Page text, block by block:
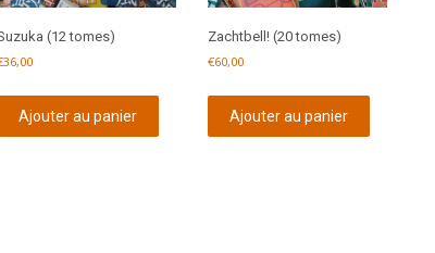
(12 tomes)
36,00
Ajouter au panier
Zachtbell! (20 tomes)
€60,00
Ajouter au panier